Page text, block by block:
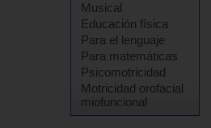
Musical
Educación física
Para el lenguaje
Para matemáticas
Psicomotricidad
Motricidad orofacial
miofuncional